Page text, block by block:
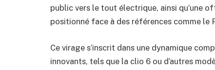
public vers le tout électrique, ainsi qu’une
positionné face à des références comme le
Ce virage s’inscrit dans une dynamique
innovants, tels que la clio 6 ou d’autres